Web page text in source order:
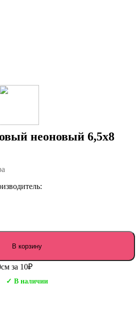
неоновый 6,5х8
В корзину
за 10₽
✓ В наличии